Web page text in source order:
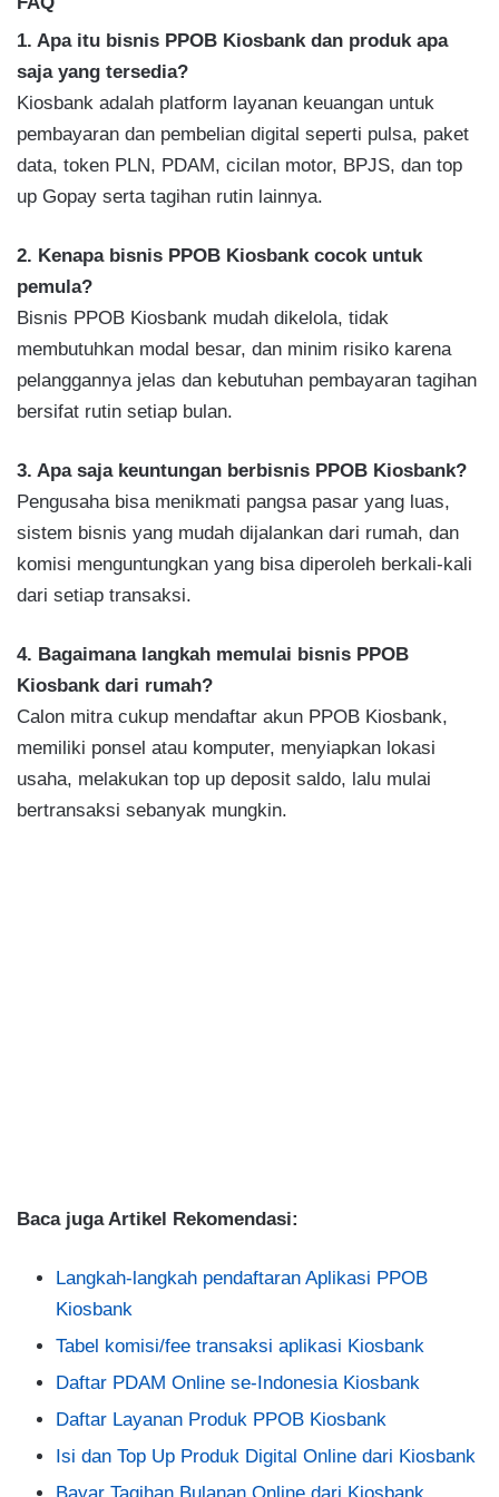
1. Apa itu bisnis PPOB Kiosbank dan produk apa
saja yang tersedia?
Kiosbank adalah platform layanan keuangan untuk
pembayaran dan pembelian digital seperti pulsa, paket
data, token PLN, PDAM, cicilan motor, BPJS, dan top
up Gopay serta tagihan rutin lainnya.
2. Kenapa bisnis PPOB Kiosbank cocok untuk
pemula?
Bisnis PPOB Kiosbank mudah dikelola, tidak
membutuhkan modal besar, dan minim risiko karena
pelanggannya jelas dan kebutuhan pembayaran tagihan
bersifat rutin setiap bulan.
3. Apa saja keuntungan berbisnis PPOB Kiosbank?
Pengusaha bisa menikmati pangsa pasar yang luas,
sistem bisnis yang mudah dijalankan dari rumah, dan
komisi menguntungkan yang bisa diperoleh berkali-kali
dari setiap transaksi.
4. Bagaimana langkah memulai bisnis PPOB
Kiosbank dari rumah?
Calon mitra cukup mendaftar akun PPOB Kiosbank,
memiliki ponsel atau komputer, menyiapkan lokasi
usaha, melakukan top up deposit saldo, lalu mulai
bertransaksi sebanyak mungkin.
Baca juga Artikel Rekomendasi:
Langkah-langkah pendaftaran Aplikasi PPOB
Kiosbank
Tabel komisi/fee transaksi aplikasi Kiosbank
Daftar PDAM Online se-Indonesia Kiosbank
Daftar Layanan Produk PPOB Kiosbank
Isi dan Top Up Produk Digital Online dari Kiosbank
Bayar Tagihan Bulanan Online dari Kiosbank